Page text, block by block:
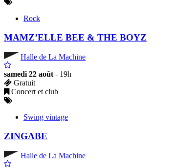
Rock
MAMZ’ELLE BEE & THE BOYZ
Halle de La Machine
samedi 22 août- 19h
Gratuit
Concert et club
Swing vintage
ZINGABE
Halle de La Machine